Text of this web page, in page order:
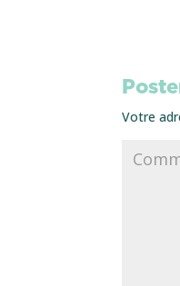
Votre